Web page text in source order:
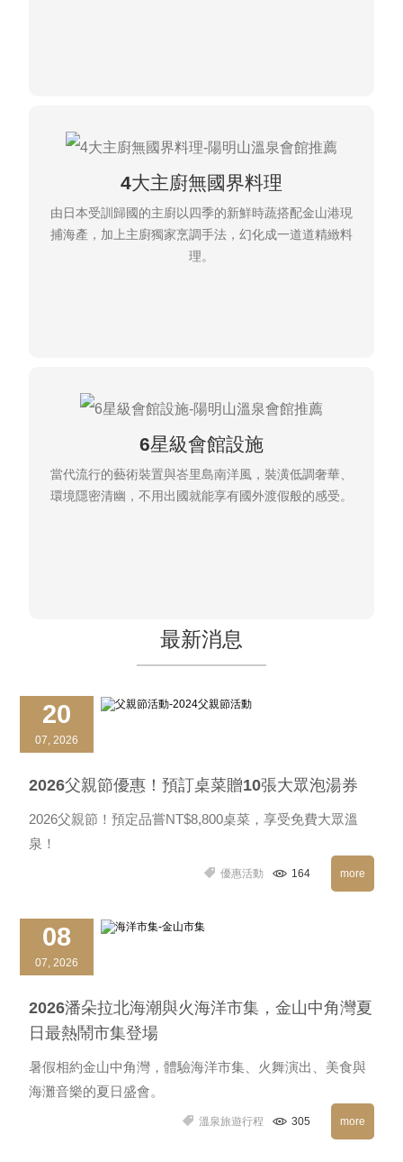
4大主廚無國界料理
由日本受訓歸國的主廚以四季的新鮮時蔬搭配金山港現
捕海產，加上主廚獨家烹調手法，幻化成一道道精緻料
理。
6星級會館設施
當代流行的藝術裝置與峇里島南洋風，裝潢低調奢華、
環境隱密清幽，不用出國就能享有國外渡假般的感受。
最新消息
20
07, 2026
2026父親節優惠！預訂桌菜贈10張大眾泡湯券
2026父親節！預定品嘗NT$8,800桌菜，享受免費大眾溫
泉！
164 more
優惠活動
08
07, 2026
2026潘朵拉北海潮與火海洋市集，金山中角灣夏
日最熱鬧市集登場
暑假相約金山中角灣，體驗海洋市集、火舞演出、美食與
海灘音樂的夏日盛會。
305 more
溫泉旅遊行程